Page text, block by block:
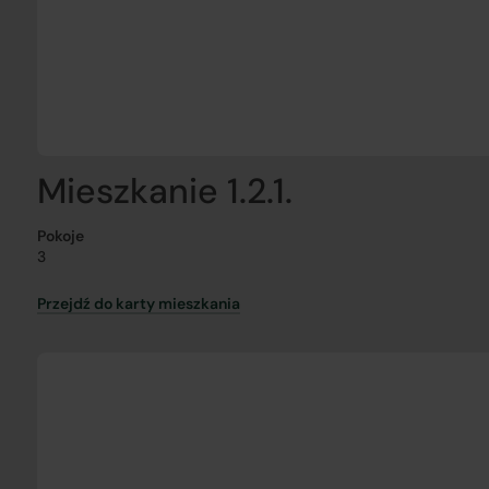
Mieszkanie 1.2.1.
Pokoje
3
Przejdź do karty mieszkania